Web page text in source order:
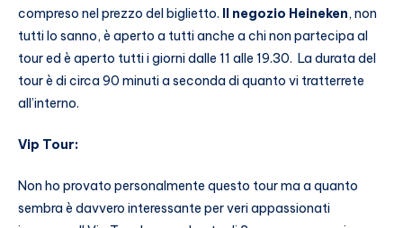
compreso nel prezzo del biglietto. Il negozio Heineken, non
tutti lo sanno, è aperto a tutti anche a chi non partecipa al
tour ed è aperto tutti i giorni dalle 11 alle 19.30. La durata del
tour è di circa 90 minuti a seconda di quanto vi tratterrete
all’interno.
Vip Tour:
Non ho provato personalmente questo tour ma a quanto
sembra è davvero interessante per veri appassionati